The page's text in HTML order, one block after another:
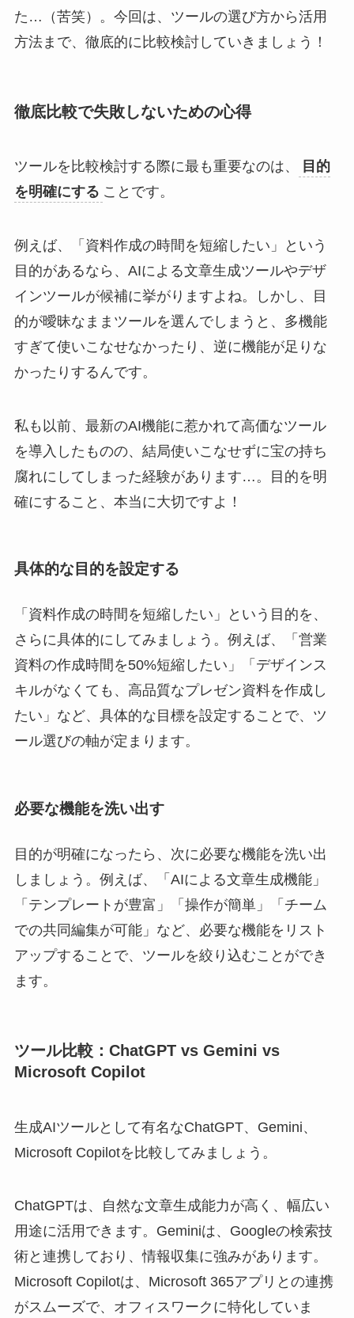
た…（苦笑）。今回は、ツールの選び方から活用
方法まで、徹底的に比較検討していきましょう！
徹底比較で失敗しないための心得
ツールを比較検討する際に最も重要なのは、
目的
を明確にする ことです。
例えば、「資料作成の時間を短縮したい」という
目的があるなら、AIによる文章生成ツールやデザ
インツールが候補に挙がりますよね。しかし、目
的が曖昧なままツールを選んでしまうと、多機能
すぎて使いこなせなかったり、逆に機能が足りな
かったりするんです。
私も以前、最新のAI機能に惹かれて高価なツール
を導入したものの、結局使いこなせずに宝の持ち
腐れにしてしまった経験があります…。目的を明
確にすること、本当に大切ですよ！
具体的な目的を設定する
「資料作成の時間を短縮したい」という目的を、
さらに具体的にしてみましょう。例えば、「営業
資料の作成時間を50%短縮したい」「デザインス
キルがなくても、高品質なプレゼン資料を作成し
たい」など、具体的な目標を設定することで、ツ
ール選びの軸が定まります。
必要な機能を洗い出す
目的が明確になったら、次に必要な機能を洗い出
しましょう。例えば、「AIによる文章生成機能」
「テンプレートが豊富」「操作が簡単」「チーム
での共同編集が可能」など、必要な機能をリスト
アップすることで、ツールを絞り込むことができ
ます。
ツール比較：ChatGPT vs Gemini vs
Microsoft Copilot
生成AIツールとして有名なChatGPT、Gemini、
Microsoft Copilotを比較してみましょう。
ChatGPTは、自然な文章生成能力が高く、幅広い
用途に活用できます。Geminiは、Googleの検索技
術と連携しており、情報収集に強みがあります。
Microsoft Copilotは、Microsoft 365アプリとの連携
がスムーズで、オフィスワークに特化していま